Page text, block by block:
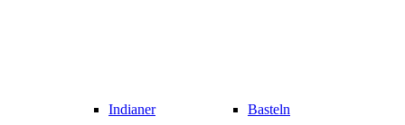
Indianer Basteln